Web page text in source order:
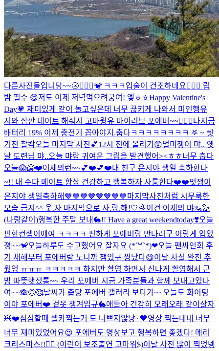
다른사진들입니당~~🌝🙆🏼‍♀️🐒 ㅋㅋㅋ 입술이 건조하네요🤦🏻‍♀️ 립
밤 필수 😋저도 이제 저녁먹으려궁여! 엫ㅎㅎHappy Valentine's
Day💗 재미있게 같이 놀고싶은데 너무 끊키게 나와서 미인행유
저와 잠깐 데이트 해줘서 고마웡유 마이러브 포에버~~🙆🏼‍♀️나지금
배터리 19% 이제 충전기 꼽아야지.춥다ㅋㅋㅋㅋㅋㅋㅋㅋ 𖤐 ~ 씻
기전 찰칵오늘 마지막 사진💕12시 전에 올리기😲멀미쟁이 먀.. 옛
날 도련님 먀..오늘 먀랑 귀여운 그림을 발견했어><ㅎㅎ너무 춥다
오늘😱🥶❤️어제의런~~💕❤️💕❤️내 친구 은지야 생일 축하한다
~!! 내 수다 메이트 항상 건강하고 행복하자 사룽한다❤️❤️멋쟁이
은지야 생일축하해💙💙💙💙💙💙💙💙마지막사진처럼 시무룩한
모습 금지^^ 웃.자 마지막으로 사.랑.해!💙🌈이건 어제의 먀🦦🦭
(나랑같이)행복한 주말 보내🐇!! Have a great weekendtoday❣️오늘
편한컨셉이에여 ㅋㅋㅋㅋ 편하게 포에버랑 만나려구 이랗게 입었
졍~~🐒오늘하루도 수고했어요 잘자요 (*´꒳`*)❤︎오늘 팬싸인회 후
기 새해부터 포에버랑 노니까 잼있구 씽났다😋이날 사실 완전 추
웠엉 ㅠㅠㅠ ㅋㅋㅋㅋㅋ 하지만 촬영 하면서 신나게 촬영해서 근
방 따뜻햇졌롱~~ 우리 포에버 지금 가족분들과 함께 보내고있나
여~~🙈🙃🥰날씨가 춥당 포에버 갤러리 보다가~~오늘도 화이팅
이야 포에버❤️ 겉옷 챙겨입규🐇애들아 건강히 오래오래 같이살자
🧸❤️심심할때 셀카찍는거 도 나쁘지않낭~🖤영상 찍는내내 너무
너무 재미있었어요😍 포에버도 영상보고 행복하면 좋겠다! 메리
크리스마스!!❤️‍🔥 (이런이 보조출연 고마워$)이날 사진 많이 찍었넹